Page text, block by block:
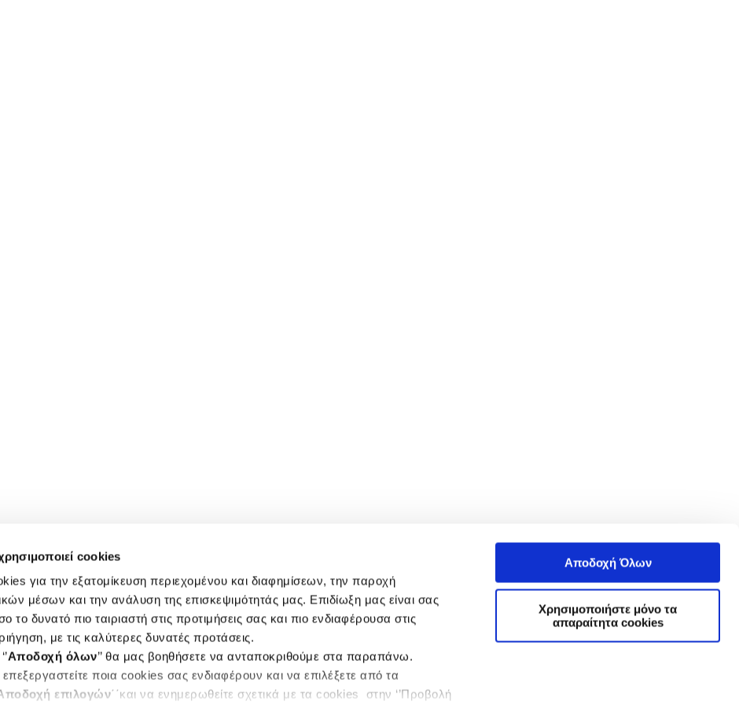
cookies
για την εξατομίκευση περιεχομένου και διαφημίσεων, την παροχή
μέσων και την ανάλυση της επισκεψιμότητάς μας. Επιδίωξη μας είναι σας
το δυνατό πιο ταιριαστή στις προτιμήσεις σας και πιο ενδιαφέρουσα στις
με τις καλύτερες δυνατές προτάσεις.
Αποδοχή όλων’’ θα μας βοηθήσετε να ανταποκριθούμε στα παραπάνω.
ποια cookies σας ενδιαφέρουν και να επιλέξετε από τα
επιλογών΄΄και να ενημερωθείτε σχετικά με τα cookies στην ‘’Προβολή
Αποδοχή Όλων
Χρησιμοποιήστε μόνο τα
απαραίτητα cookies